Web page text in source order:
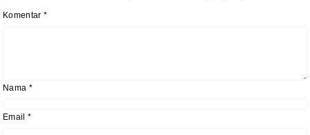
Komentar *
Nama *
Email *